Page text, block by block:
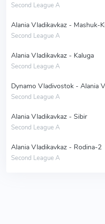
Second League A
Alania Vladikavkaz - Mashuk-
Second League A
Alania Vladikavkaz - Kaluga
Second League A
Dynamo Vladivostok - Alania
Second League A
Alania Vladikavkaz - Sibir
Second League A
Alania Vladikavkaz - Rodina-2
Second League A